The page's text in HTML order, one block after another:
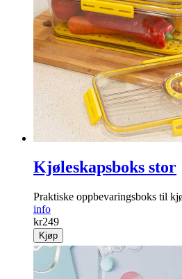
Kjøleskapsboks stor
Praktiske oppbevaringsboks til
info
kr249
Kjøp